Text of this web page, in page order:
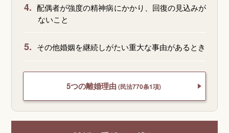
4. 配偶者が強度の精神病にかかり、回復の見込みが
ないこと
5. その他婚姻を継続しがたい重大な事由があるとき
5つの離婚理由 (民法770条1項)